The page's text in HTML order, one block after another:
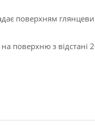
(Аерозоль)
поверхням
поверхню з